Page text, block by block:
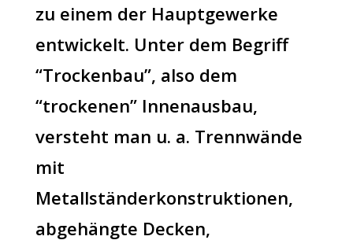
zu einem der Hauptgewerke
entwickelt. Unter dem Begriff
“Trockenbau”, also dem
“trockenen” Innenausbau,
versteht man u. a. Trennwände
mit
Metallständerkonstruktionen,
abgehängte Decken,